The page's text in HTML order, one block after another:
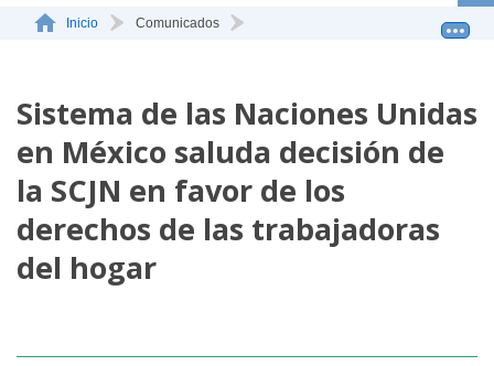
Conócenos
La ONU-DH en México
Vacantes ONU-DH México
ONU-DH en el tiempo
Inicio Comunicados
Sistema de las Naciones Unidas
en México saluda decisión de
la SCJN en favor de los
derechos de las trabajadoras
del hogar